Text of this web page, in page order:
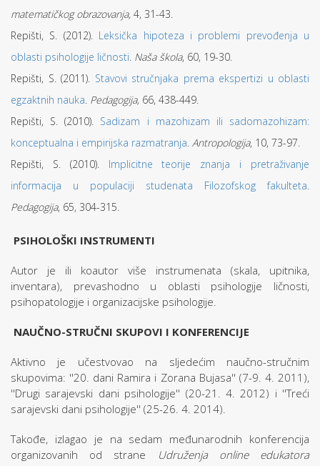
matematičkog obrazovanja, 4, 31-43.
Repišti, S. (2012). Leksička hipoteza i problemi prevođenja u
oblasti psihologije ličnosti. Naša škola, 60, 19-30.
Repišti, S. (2011). Stavovi stručnjaka prema ekspertizi u oblasti
egzaktnih nauka. Pedagogija, 66, 438-449.
Repišti, S. (2010). Sadizam i mazohizam ili sadomazohizam:
konceptualna i empirijska razmatranja. Antropologija, 10, 73-97.
Repišti, S. (2010). Implicitne teorije znanja i pretraživanje
informacija u populaciji studenata Filozofskog fakulteta.
Pedagogija, 65, 304-315.
PSIHOLOŠKI INSTRUMENTI
Autor je ili koautor više instrumenata (skala, upitnika,
inventara), prevashodno u oblasti psihologije ličnosti,
psihopatologije i organizacijske psihologije.
NAUČNO-STRUČNI SKUPOVI I KONFERENCIJE
Aktivno je učestvovao na sljedećim naučno-stručnim
skupovima: ''20. dani Ramira i Zorana Bujasa'' (7-9. 4. 2011),
''Drugi sarajevski dani psihologije'' (20-21. 4. 2012) i ''Treći
sarajevski dani psihologije'' (25-26. 4. 2014).
Takođe, izlagao je na sedam međunarodnih konferencija
organizovanih od strane
Udruženja online edukatora